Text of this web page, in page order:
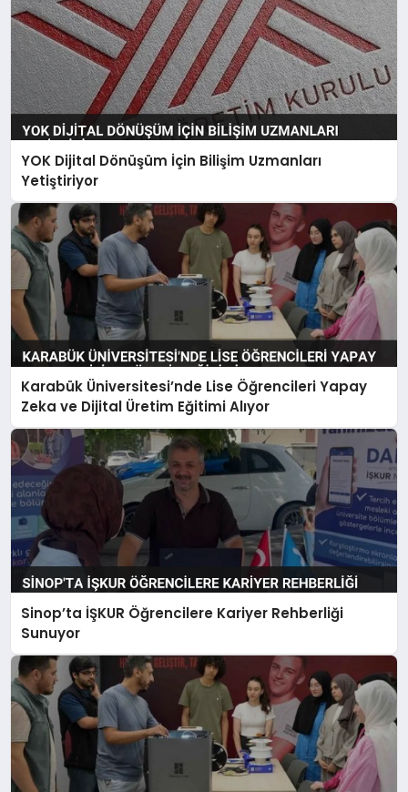
YOK Dijital Dönüşüm İçin Bilişim Uzmanları
Yetiştiriyor
Karabük Üniversitesi’nde Lise Öğrencileri Yapay
Zeka ve Dijital Üretim Eğitimi Alıyor
Sinop’ta İŞKUR Öğrencilere Kariyer Rehberliği
Sunuyor